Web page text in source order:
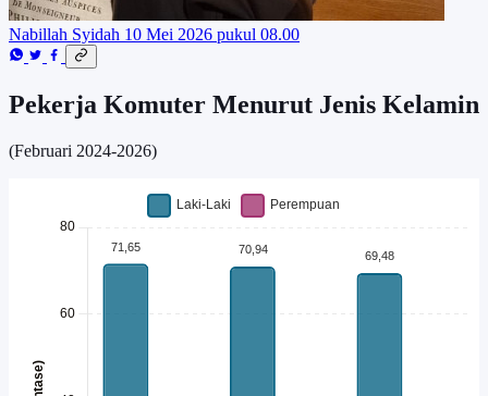
Nabillah Syidah 10 Mei 2026 pukul 08.00
Pekerja Komuter Menurut Jenis Kelamin
(Februari 2024-2026)